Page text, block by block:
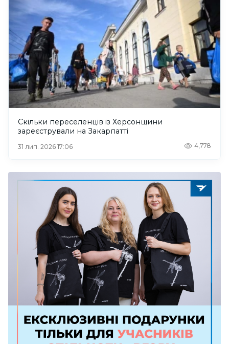
Скільки переселенців із Херсонщини
зареєстрували на Закарпатті
31 лип. 2026 17:06 4,778